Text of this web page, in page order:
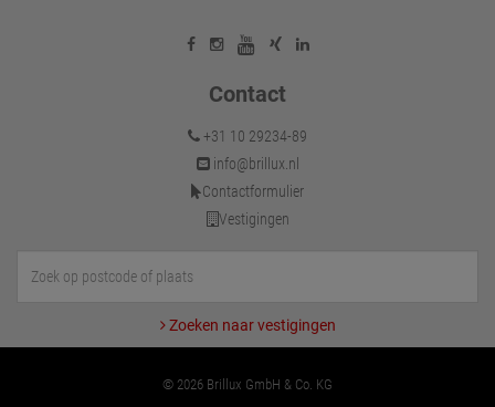
Contact
+31 10 29234-89
info@brillux.nl
Contactformulier
Vestigingen
Zoeken naar vestigingen
© 2026 Brillux GmbH & Co. KG